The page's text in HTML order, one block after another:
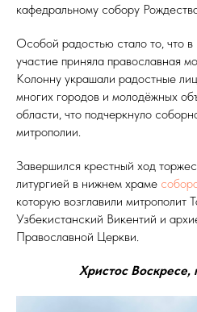
кафедральному собору
Особой радостью стало то, что
участие приняла православная
Колонну украшали радостные
многих городов и молодёжных
области, что подчеркнуло
митрополии.
Завершился крестный ход
литургией в нижнем храме
которую возглавили митрополит
Узбекистанский Викентий и
Православной Церкви.
Христос Воскресе,